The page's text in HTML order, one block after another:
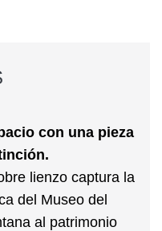
con una pieza
lienzo captura la
del Museo del
al patrimonio